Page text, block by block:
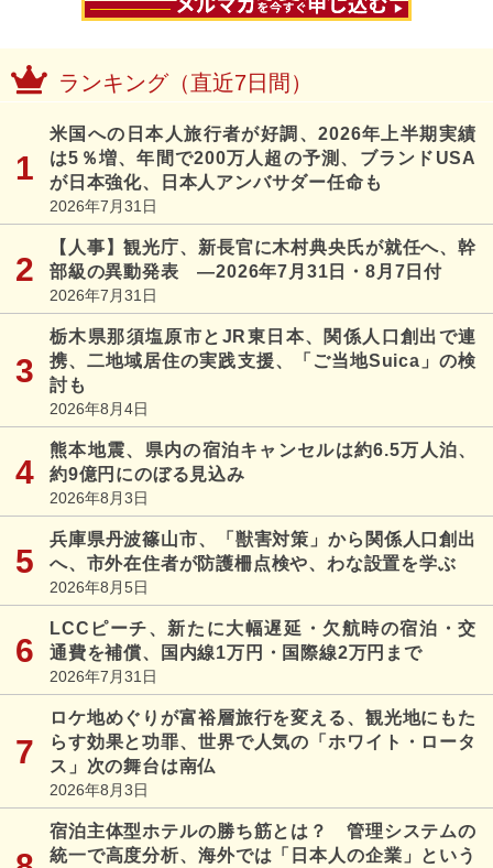
ランキング（直近7日間）
米国への日本人旅行者が好調、2026年上半期実績
は5％増、年間で200万人超の予測、ブランドUSA
が日本強化、日本人アンバサダー任命も
2026年7月31日
【人事】観光庁、新長官に木村典央氏が就任へ、幹
部級の異動発表 ―2026年7月31日・8月7日付
2026年7月31日
栃木県那須塩原市とJR東日本、関係人口創出で連
携、二地域居住の実践支援、「ご当地Suica」の検
討も
2026年8月4日
熊本地震、県内の宿泊キャンセルは約6.5万人泊、
約9億円にのぼる見込み
2026年8月3日
兵庫県丹波篠山市、「獣害対策」から関係人口創出
へ、市外在住者が防護柵点検や、わな設置を学ぶ
2026年8月5日
LCCピーチ、新たに大幅遅延・欠航時の宿泊・交
通費を補償、国内線1万円・国際線2万円まで
2026年7月31日
ロケ地めぐりが富裕層旅行を変える、観光地にもた
らす効果と功罪、世界で人気の「ホワイト・ロータ
ス」次の舞台は南仏
2026年8月3日
宿泊主体型ホテルの勝ち筋とは？ 管理システムの
統一で高度分析、海外では「日本人の企業」という